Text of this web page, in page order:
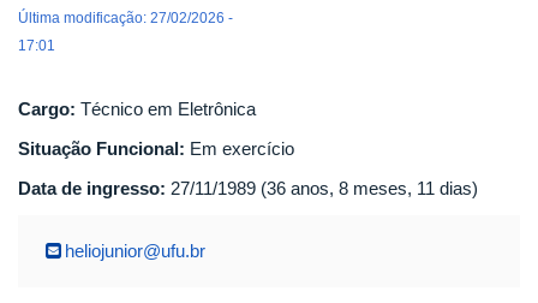
Última modificação: 27/02/2026 -
17:01
Cargo: Técnico em Eletrônica
Situação Funcional: Em exercício
Data de ingresso: 27/11/1989 (36 anos, 8 meses, 11 dias)
heliojunior@ufu.br